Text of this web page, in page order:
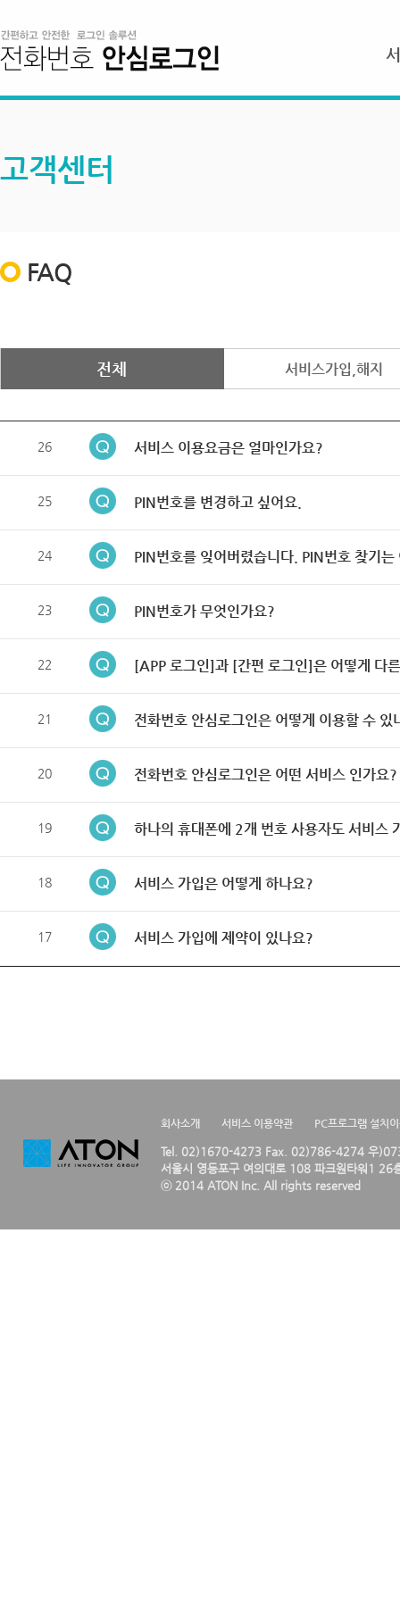
고객센터
FAQ
전체 서비스가입,해지
26 서비스 이용요금은 얼마인가요?
25 PIN번호를 변경하고 싶어요.
24 PIN번호를 잊어버렸습니다. PIN번호 찾기는
23 PIN번호가 무엇인가요?
22 [APP 로그인]과 [간편 로그인]은 어떻게 다
21 전화번호 안심로그인은 어떻게 이용할 수 있
20 전화번호 안심로그인은 어떤 서비스 인가요?
19 하나의 휴대폰에 2개 번호 사용자도 서비스
18 서비스 가입은 어떻게 하나요?
17 서비스 가입에 제약이 있나요?
회사소개 서비스 이용약관 PC프로그램 설치
Tel. 02)1670-4273 Fax. 02)786-4274 우
서울시 영등포구 여의대로 108 파크원타워1 26
ⓒ 2014 ATON Inc. All rights reserved